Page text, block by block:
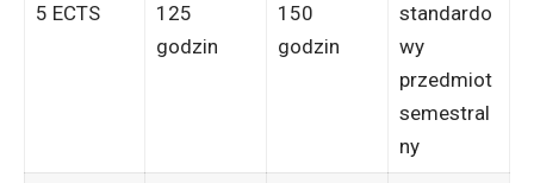
5 ECTS
125
godzin
150
godzin
standardo
wy
przedmiot
semestral
ny